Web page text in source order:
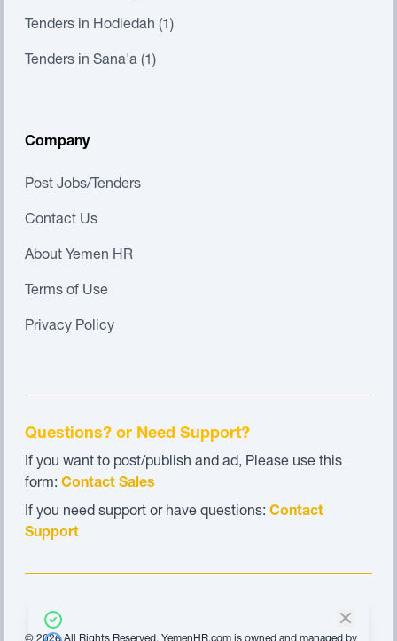
Tenders in Hodiedah (1)
Tenders in Sana'a (1)
Company
Post Jobs/Tenders
Contact Us
About Yemen HR
Terms of Use
Privacy Policy
Questions? or Need Support?
If you want to post/publish and ad, Please use this
form: Contact Sales
If you need support or have questions: Contact
Support